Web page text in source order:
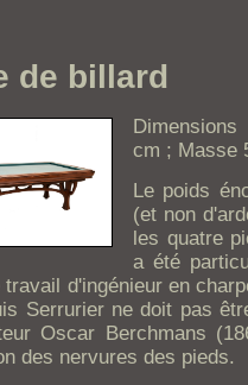
de billard
cm ; Masse
Le poids
(et non
les quatre
a été
travail d'ingénieur en
Serrurier ne doit pas
Oscar Berchmans
des nervures des pieds.